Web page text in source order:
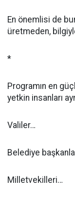
En önemlisi de
üretmeden,
*
Programın en
yetkin insanları
Valiler…
Belediye
Milletvekilleri…